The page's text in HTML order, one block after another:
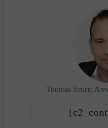
Thomas Scuric